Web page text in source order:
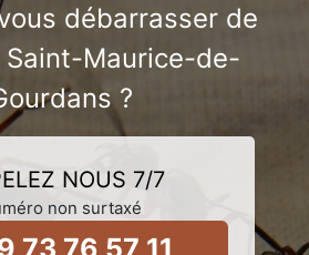
débarrasser de
Saint-Maurice-de-
?
NOUS 7/7
non surtaxé
73 76 57 11